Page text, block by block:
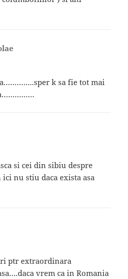
k sa fie tot mai
si cei din sibiu despre
nu stiu daca exista asa
ptr extraordinara
vrem ca in Romania